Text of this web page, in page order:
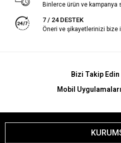
Binlerce ürün ve kampanya
7 / 24 DESTEK
Öneri ve şikayetlerinizi bize
Bizi Takip Edin
Mobil